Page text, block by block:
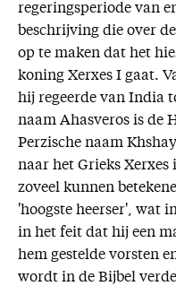
regeringsperiode van
beschrijving die over
op te maken dat het
koning Xerxes I gaat.
hij regeerde van India
naam Ahasveros is de
Perzische naam
naar het Grieks Xerxes
zoveel kunnen
'hoogste heerser', wat
in het feit dat hij een
hem gestelde vorsten
wordt in de Bijbel